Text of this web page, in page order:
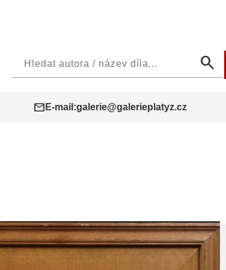
search
mail E-mail:galerie@galerieplatyz.cz